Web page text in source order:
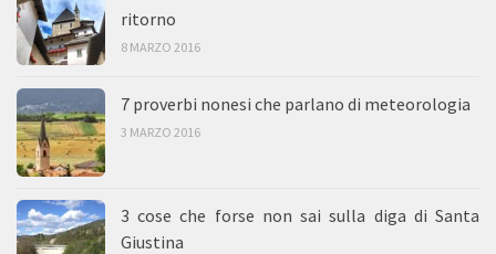
ritorno
8 MARZO 2016
7 proverbi nonesi che parlano di meteorologia
3 MARZO 2016
3 cose che forse non sai sulla diga di Santa
Giustina